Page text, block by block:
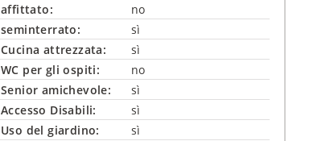
affittato:
no
seminterrato:
sì
Cucina attrezzata:
sì
WC per gli ospiti:
no
Senior amichevole:
sì
Accesso Disabili:
sì
Uso del giardino:
sì